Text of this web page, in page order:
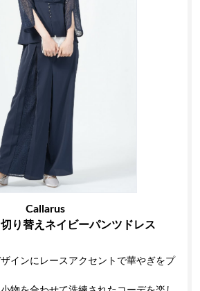
Callarus
り替えネイビーパンツドレス
インにレースアクセントで華やぎをプ